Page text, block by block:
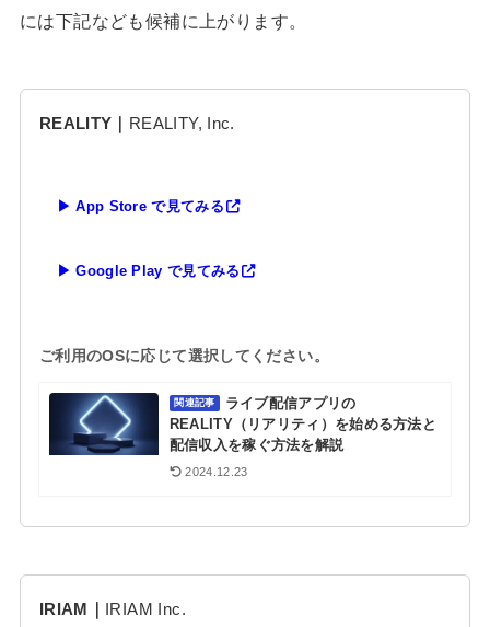
には下記なども候補に上がります。
REALITY｜ REALITY, Inc.
▶ App Store で見てみる
▶ Google Play で見てみる
ご利用のOSに応じて選択してください。
関連記事
ライブ配信アプリの
REALITY（リアリティ）を始める方法と
配信収入を稼ぐ方法を解説
2024.12.23
IRIAM｜ IRIAM Inc.